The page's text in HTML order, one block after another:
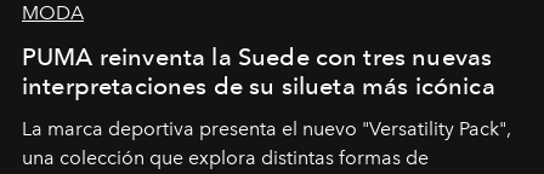
MODA
PUMA reinventa la Suede con tres nuevas
interpretaciones de su silueta más icónica
La marca deportiva presenta el nuevo "Versatility Pack",
una colección que explora distintas formas de